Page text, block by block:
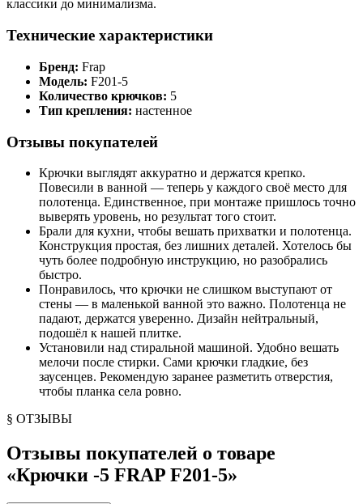
классики до минимализма.
Технические характеристики
Бренд: Frap
Модель: F201-5
Количество крючков: 5
Тип крепления: настенное
Отзывы покупателей
Крючки выглядят аккуратно и держатся крепко.
Повесили в ванной — теперь у каждого своё место для
полотенца. Единственное, при монтаже пришлось точно
выверять уровень, но результат того стоит.
Брали для кухни, чтобы вешать прихватки и полотенца.
Конструкция простая, без лишних деталей. Хотелось бы
чуть более подробную инструкцию, но разобрались
быстро.
Понравилось, что крючки не слишком выступают от
стены — в маленькой ванной это важно. Полотенца не
падают, держатся уверенно. Дизайн нейтральный,
подошёл к нашей плитке.
Установили над стиральной машиной. Удобно вешать
мелочи после стирки. Сами крючки гладкие, без
заусенцев. Рекомендую заранее разметить отверстия,
чтобы планка села ровно.
§ ОТЗЫВЫ
Отзывы покупателей о товаре
«Крючки -5 FRAP F201-5»